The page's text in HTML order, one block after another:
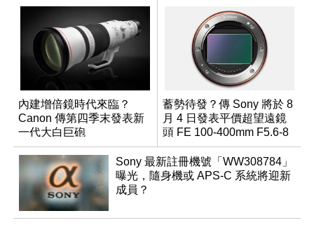
內建增倍鏡時代來臨？
Canon 傳第四季末發表新
一代大白巨砲
蓄勢待發？傳 Sony 將於 8
月 4 日發表平價超望遠鏡
頭 FE 100-400mm F5.6-8
Sony 最新註冊機號「WW308784」
曝光，隨身機或 APS-C 系統將迎新
成員？